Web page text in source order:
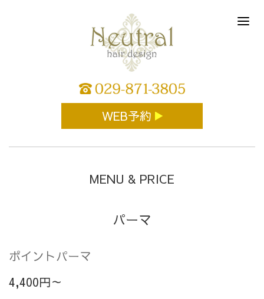
WEB予約
MENU & PRICE
パーマ
ポイントパーマ
4,400円～